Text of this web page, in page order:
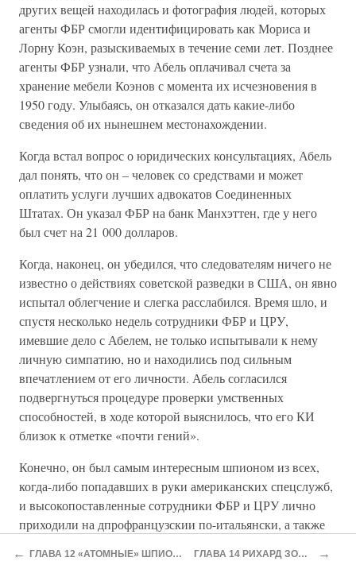
других вещей находилась и фотография людей, которых
агенты ФБР смогли идентифицировать как Мориса и
Лорну Коэн, разыскиваемых в течение семи лет. Позднее
агенты ФБР узнали, что Абель оплачивал счета за
хранение мебели Коэнов с момента их исчезновения в
1950 году. Улыбаясь, он отказался дать какие-либо
сведения об их нынешнем местонахождении.
Когда встал вопрос о юридических консультациях, Абель
дал понять, что он – человек со средствами и может
оплатить услуги лучших адвокатов Соединенных
Штатах. Он указал ФБР на банк Манхэттен, где у него
был счет на 21 000 долларов.
Когда, наконец, он убедился, что следователям ничего не
известно о действиях советской разведки в США, он явно
испытал облегчение и слегка расслабился. Время шло, и
спустя несколько недель сотрудники ФБР и ЦРУ,
имевшие дело с Абелем, не только испытывали к нему
личную симпатию, но и находились под сильным
впечатлением от его личности. Абель согласился
подвергнуться процедуре проверки умственных
способностей, в ходе которой выяснилось, что его КИ
близок к отметке «почти гений».
Конечно, он был самым интересным шпионом из всех,
когда-либо попадавших в руки американских спецслужб,
и высокопоставленные сотрудники ФБР и ЦРУ лично
приходили на дпрофранцузскии по-итальянски, а также
дать ему работы Эйнштейна, которые он и изучал в своей
← ГЛАВА 12 «АТОМНЫЕ» ШПИОНЫ ГЛАВА 14 РИХАРД ЗОРГЕ →